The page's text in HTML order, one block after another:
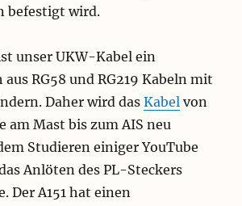
befestigt wird.
unser UKW-Kabel ein
RG58 und RG219 Kabeln mit
Daher wird dasKabel von
am Mast bis zum AIS neu
Studieren einiger YouTube
Anlöten des PL-Steckers
Der A151 hat einen